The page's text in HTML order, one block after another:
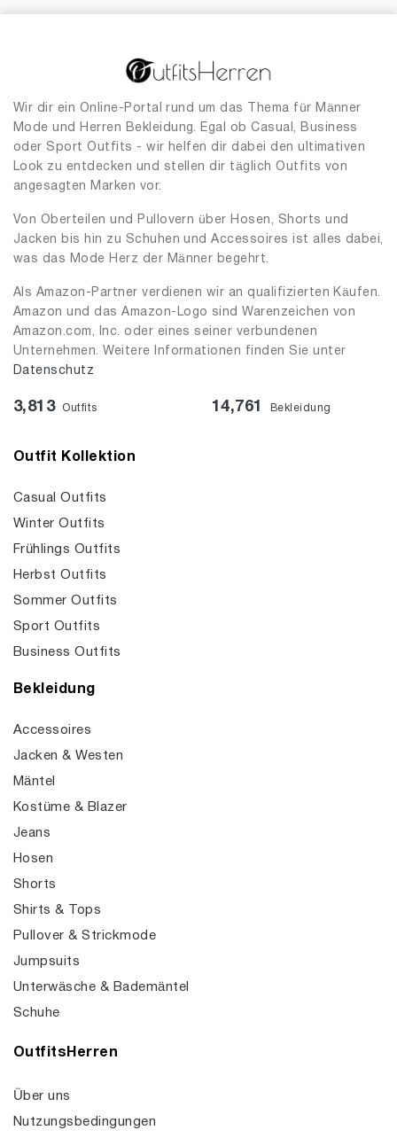
Wir dir ein Online-Portal rund um das Thema für Männer
Mode und Herren Bekleidung. Egal ob Casual, Business
oder Sport Outfits - wir helfen dir dabei den ultimativen
Look zu entdecken und stellen dir täglich Outfits von
angesagten Marken vor.
Von Oberteilen und Pullovern über Hosen, Shorts und
Jacken bis hin zu Schuhen und Accessoires ist alles dabei,
was das Mode Herz der Männer begehrt.
Als Amazon-Partner verdienen wir an qualifizierten Käufen.
Amazon und das Amazon-Logo sind Warenzeichen von
Amazon.com, Inc. oder eines seiner verbundenen
Unternehmen. Weitere Informationen finden Sie unter
Datenschutz
3,813 Outfits 14,761 Bekleidung
Outfit Kollektion
Casual Outfits
Winter Outfits
Frühlings Outfits
Herbst Outfits
Sommer Outfits
Sport Outfits
Business Outfits
Bekleidung
Accessoires
Jacken & Westen
Mäntel
Kostüme & Blazer
Jeans
Hosen
Shorts
Shirts & Tops
Pullover & Strickmode
Jumpsuits
Unterwäsche & Bademäntel
Schuhe
OutfitsHerren
Über uns
Nutzungsbedingungen